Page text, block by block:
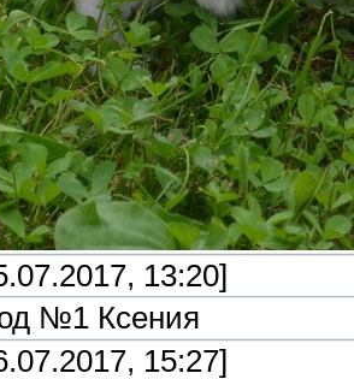
13:20]
№1 Ксения
15:27]